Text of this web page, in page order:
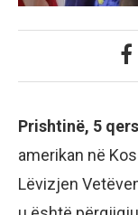
Prishtinë, 5
amerikan në
Lëvizjen